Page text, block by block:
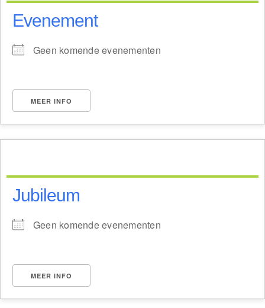
Evenement
Geen komende evenementen
MEER INFO
Jubileum
Geen komende evenementen
MEER INFO